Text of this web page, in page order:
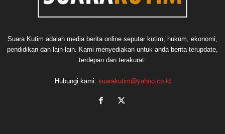
Suara Kutim adalah media berita online seputar kutim, hukum, ekonomi,
pendidikan dan lain-lain. Kami menyediakan untuk anda berita terupdate,
terdepan dan terakurat.
Hubungi kami: suarakutim@yahoo.co.id